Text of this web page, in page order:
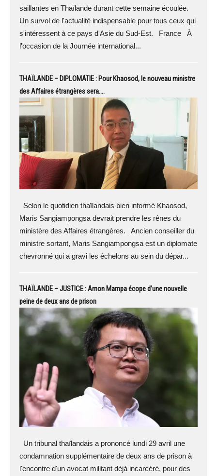
saillantes en Thaïlande durant cette semaine écoulée.
Un survol de l'actualité indispensable pour tous ceux qui
s'intéressent à ce pays d'Asie du Sud-Est. France À
l'occasion de la Journée international...
THAÏLANDE – DIPLOMATIE : Pour Khaosod, le nouveau ministre
des Affaires étrangères sera….
Selon le quotidien thaïlandais bien informé Khaosod,
Maris Sangiampongsa devrait prendre les rênes du
ministère des Affaires étrangères. Ancien conseiller du
ministre sortant, Maris Sangiampongsa est un diplomate
chevronné qui a gravi les échelons au sein du dépar...
THAÏLANDE – JUSTICE : Arnon Mampa écope d’une nouvelle
peine de deux ans de prison
Un tribunal thaïlandais a prononcé lundi 29 avril une
condamnation supplémentaire de deux ans de prison à
l'encontre d'un avocat militant déjà incarcéré, pour des